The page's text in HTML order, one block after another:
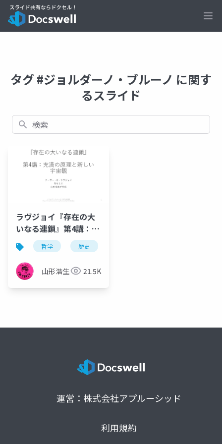
タグ #ジョルダーノ・ブルーノ に関す
るスライド
検索
ラヴジョイ『存在の大
いなる連鎖』第4講：充
満の原理と新しい宇宙
観——地動説の受容と
「この世性」の復活
哲学 歴史
山形浩生 21.5K
運営：株式会社アプルーシッド
利用規約